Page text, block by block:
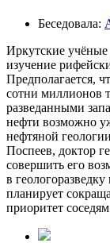
Беседовала:
Иркутские
изучение
Предполагается,
сотни миллионов
разведанными
нефти возможно
нефтяной
Поспеев, доктор
совершить его
в
планирует
приоритет